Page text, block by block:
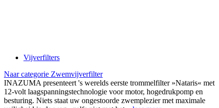
Vijverfilters
Naar categorie Zwemvijverfilter
INAZUMA presenteert 's werelds eerste trommelfilter »Nataris« met
12-volt laagspanningstechnologie voor motor, hogedrukpomp en
besturing. Niets staat uw ongestoorde zwemplezier met maximale